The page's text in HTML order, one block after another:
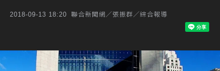
2018-09-13 18:20 聯合新聞網／張振群／綜合報導